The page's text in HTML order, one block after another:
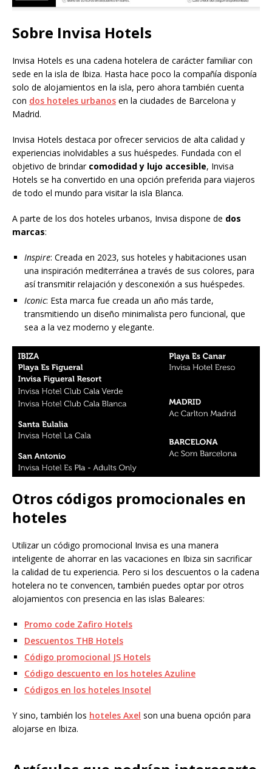
Sobre Invisa Hotels
Invisa Hotels es una cadena hotelera de carácter familiar con
sede en la isla de Ibiza. Hasta hace poco la compañía disponía
solo de alojamientos en la isla, pero ahora también cuenta
con dos hoteles urbanos en la ciudades de Barcelona y
Madrid.
Invisa Hotels destaca por ofrecer servicios de alta calidad y
experiencias inolvidables a sus huéspedes. Fundada con el
objetivo de brindar comodidad y lujo accesible, Invisa
Hotels se ha convertido en una opción preferida para viajeros
de todo el mundo para visitar la isla Blanca.
A parte de los dos hoteles urbanos, Invisa dispone de dos
marcas:
Inspire: Creada en 2023, sus hoteles y habitaciones usan
una inspiración mediterránea a través de sus colores, para
así transmitir relajación y desconexión a sus huéspedes.
Iconic: Esta marca fue creada un año más tarde,
transmitiendo un diseño minimalista pero funcional, que
sea a la vez moderno y elegante.
Otros códigos promocionales en
hoteles
Utilizar un código promocional Invisa es una manera
inteligente de ahorrar en las vacaciones en Ibiza sin sacrificar
la calidad de tu experiencia. Pero si los descuentos o la cadena
hotelera no te convencen, también puedes optar por otros
alojamientos con presencia en las islas Baleares:
Promo code Zafiro Hotels
Descuentos THB Hotels
Código promocional JS Hotels
Código descuento en los hoteles Azuline
Códigos en los hoteles Insotel
Y sino, también los hoteles Axel son una buena opción para
alojarse en Ibiza.